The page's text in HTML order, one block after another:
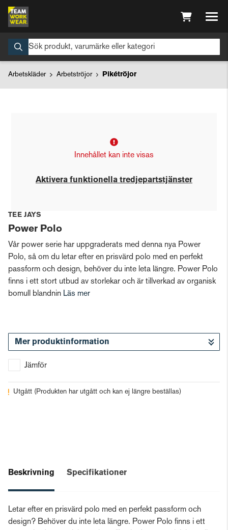
Arbetskläder Arbetströjor Pikétröjor
Innehållet kan inte visas
Aktivera funktionella tredjepartstjänster
TEE JAYS
Power Polo
Vår power serie har uppgraderats med denna nya Power
Polo, så om du letar efter en prisvärd polo med en perfekt
passform och design, behöver du inte leta längre. Power Polo
finns i ett stort utbud av storlekar och är tillverkad av organisk
bomull blandnin Läs mer
Mer produktinformation
Jämför
Utgått (Produkten har utgått och kan ej längre beställas)
Beskrivning Specifikationer
Letar efter en prisvärd polo med en perfekt passform och
design? Behöver du inte leta längre. Power Polo finns i ett